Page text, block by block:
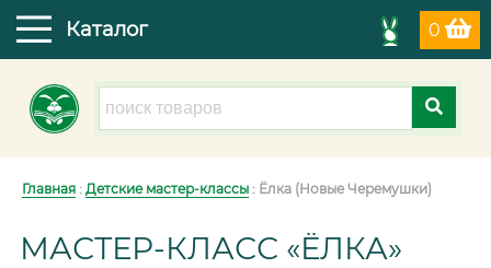
0
Каталог
Главная : Детские мастер-классы : Ёлка (Новые Черемушки)
МАСТЕР-КЛАСС «ЁЛКА»